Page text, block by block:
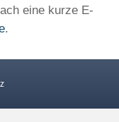
eine kurze E-
.